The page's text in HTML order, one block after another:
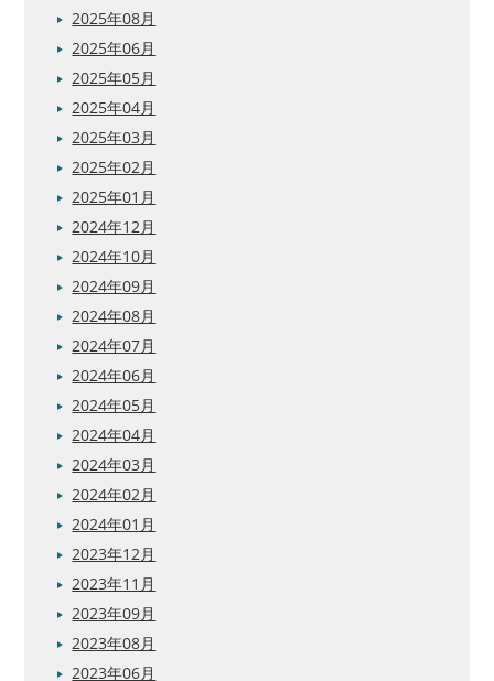
2025年08月
2025年06月
2025年05月
2025年04月
2025年03月
2025年02月
2025年01月
2024年12月
2024年10月
2024年09月
2024年08月
2024年07月
2024年06月
2024年05月
2024年04月
2024年03月
2024年02月
2024年01月
2023年12月
2023年11月
2023年09月
2023年08月
2023年06月